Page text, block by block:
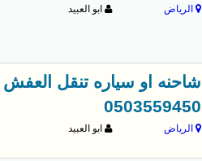
الرياض ابو العبيد
شاحنه او سياره تنقل العفش
0503559450
الرياض ابو العبيد